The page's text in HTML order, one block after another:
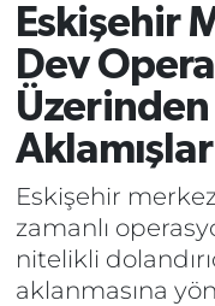
Eskişehir
Dev
Aklamışlar
Eskişehir
zamanlı
nitelikli
aklanmasına